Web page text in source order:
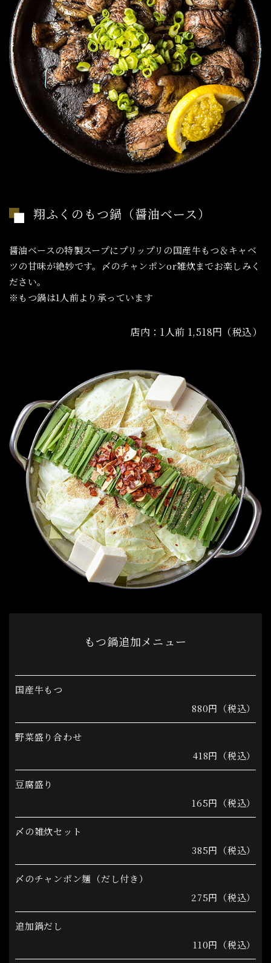
翔ふくのもつ鍋（醤油ベース）
醤油ベースの特製スープにプリップリの国産牛もつ＆キャベ
ツの甘味が絶妙です。〆のチャンポンor雑炊までお楽しみく
ださい。
​​​​​​​※もつ鍋は1人前より承っています
店内：1人前 1,518円（税込）
もつ鍋追加メニュー
国産牛もつ
880円（税込）
野菜盛り合わせ
418円（税込）
豆腐盛り
165円（税込）
〆の雑炊セット
385円（税込）
〆のチャンポン麺（だし付き）
275円（税込）
追加鍋だし
110円（税込）